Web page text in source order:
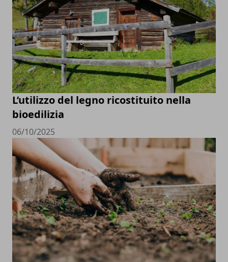
L’utilizzo del legno ricostituito nella
bioedilizia
06/10/2025